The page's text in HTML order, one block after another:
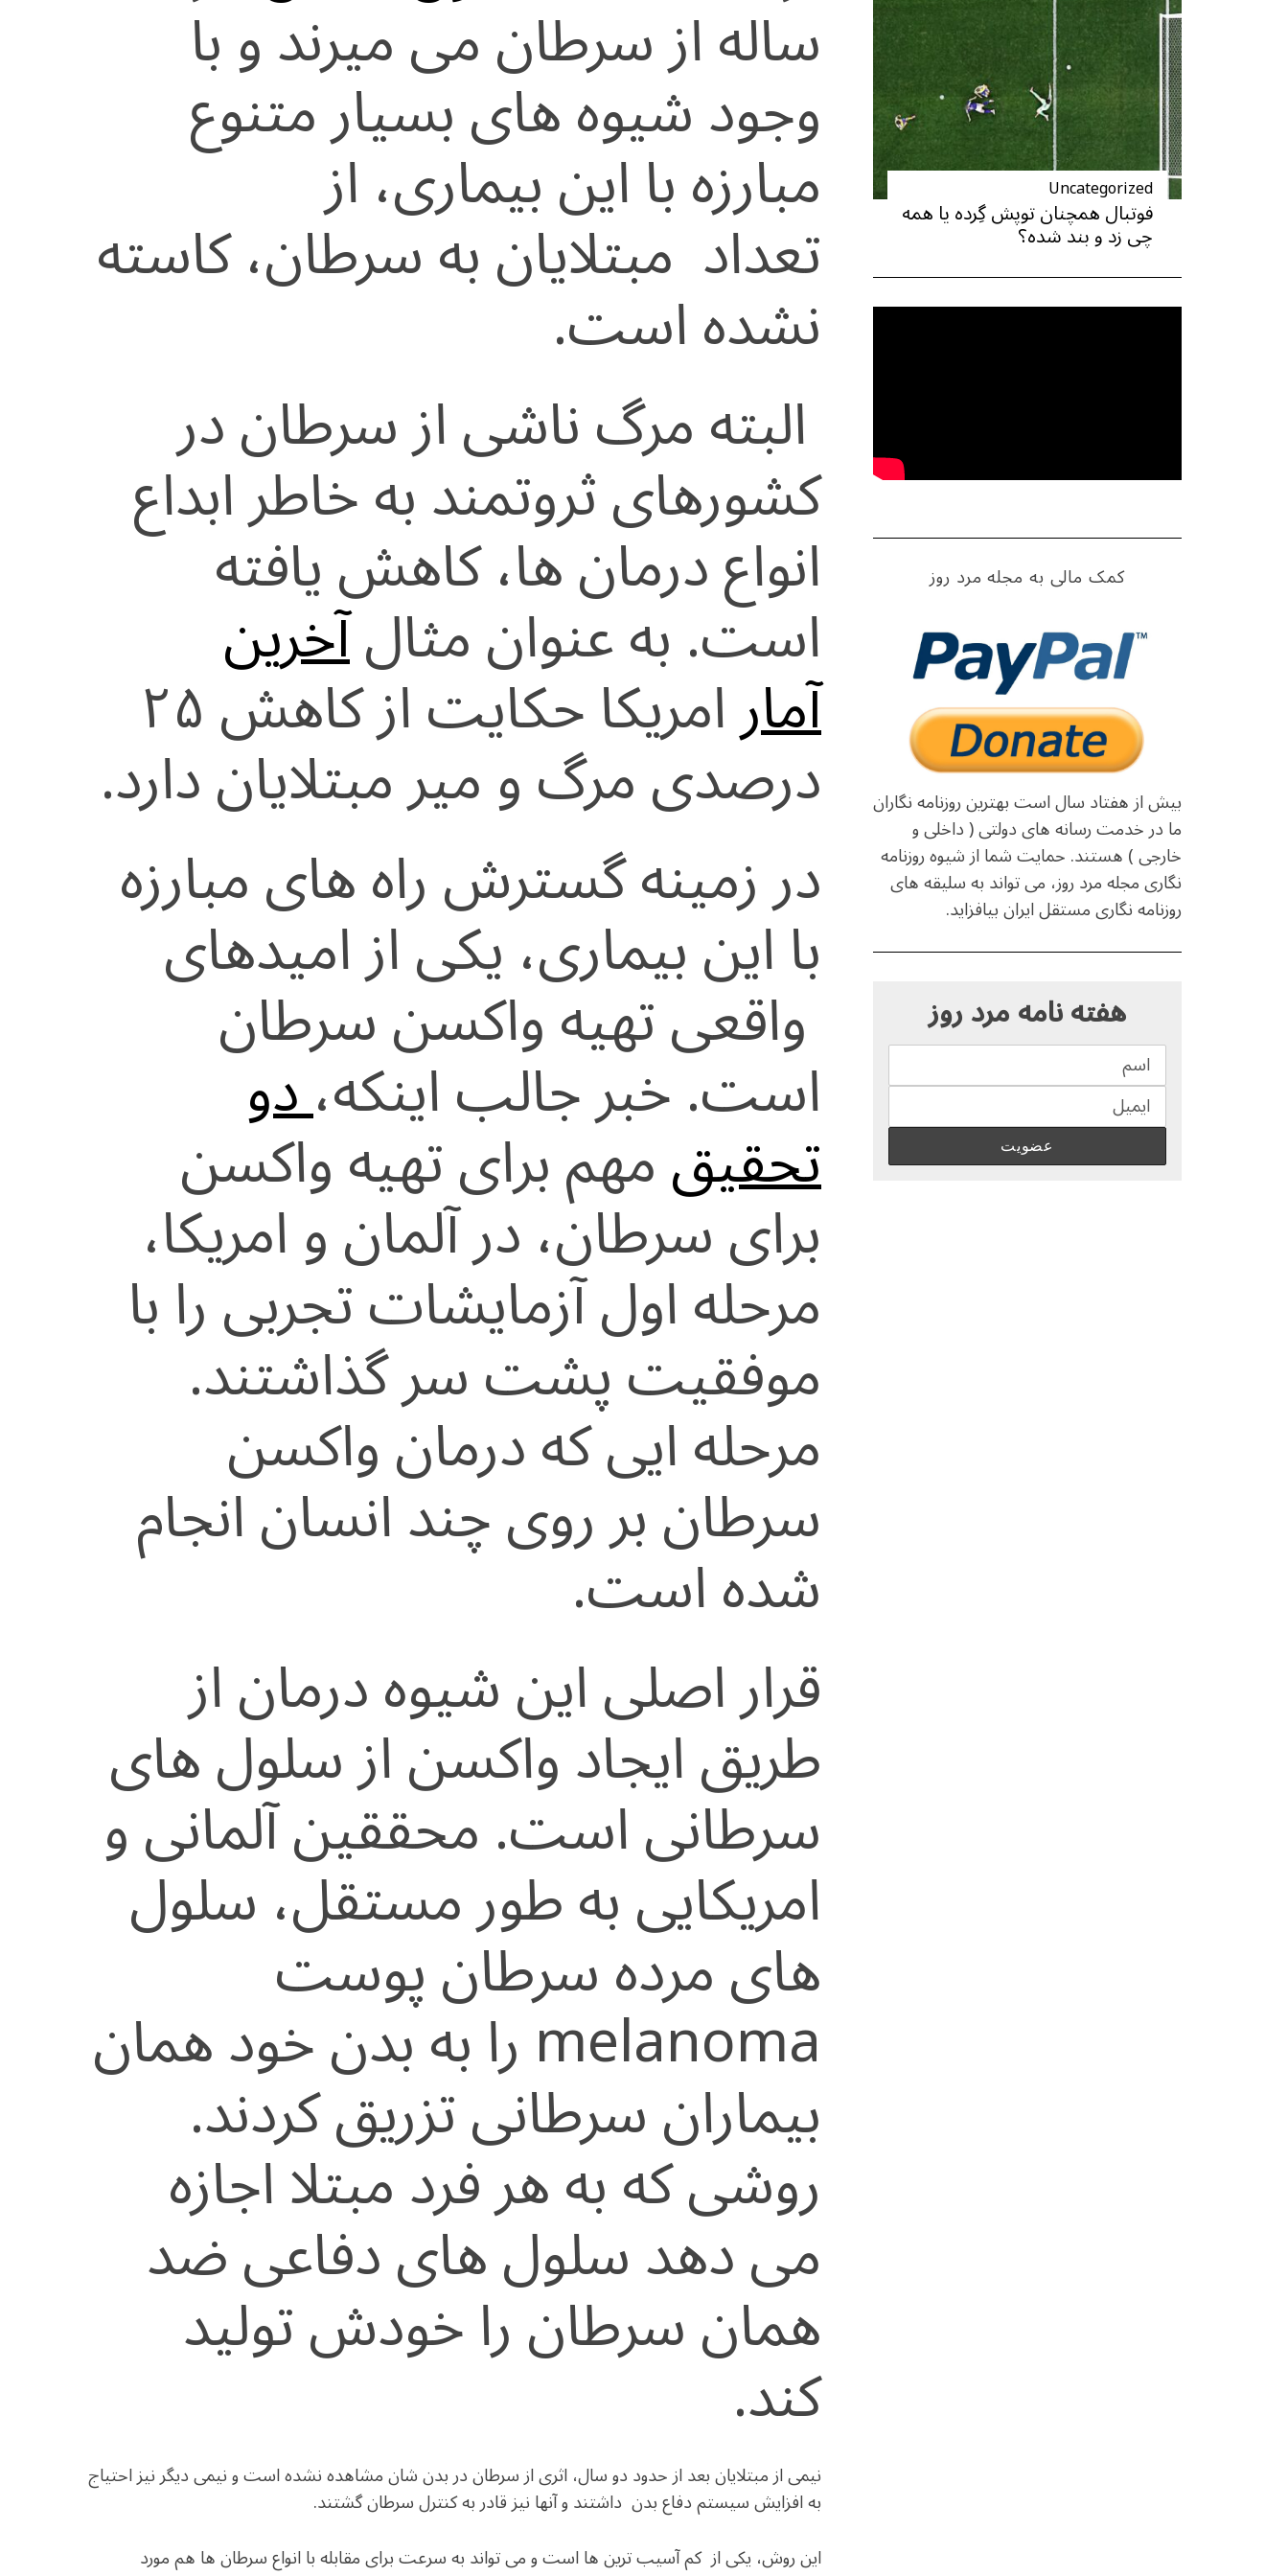
ساله از سرطان می میرند و با
وجود شیوه های بسیار متنوع
مبارزه با این بیماری، از
تعداد مبتلایان به سرطان، کاسته
نشده است.
البته مرگ ناشی از سرطان در
کشورهای ثروتمند به خاطر ابداع
انواع درمان ها، کاهش یافته
است. به عنوان مثالآخرین
آمار امریکا حکایت از کاهش ۲۵
درصدی مرگ و میر مبتلایان دارد.
در زمینه گسترش راه های مبارزه
با این بیماری، یکی از امیدهای
واقعی تهیه واکسن سرطان
است. خبر جالب اینکه،دو
تحقیقمهم برای تهیه واکسن
برای سرطان، در آلمان و امریکا،
مرحله اول آزمایشات تجربی را با
موفقیت پشت سر گذاشتند.
مرحله ایی که درمان واکسن
سرطان بر روی چند انسان انجام
شده است.
قرار اصلی این شیوه درمان از
طریق ایجاد واکسن از سلول های
سرطانی است. محققین آلمانی و
امریکایی به طور مستقل، سلول
های مرده سرطان پوست
melanoma را به بدن خود همان
بیماران سرطانی تزریق کردند.
روشی که به هر فرد مبتلا اجازه
می دهد سلول های دفاعی ضد
همان سرطان را خودش تولید
کند.
نیمی از مبتلایان بعد از حدود دو سال، اثری از سرطان در بدن شان مشاهده نشده است و نیمی دیگر نیز احتیاج
به افزایش سیستم دفاع بدن داشتند و آنها نیز قادر به کنترل سرطان گشتند.
این روش، یکی از کم آسیب ترین ها است و می تواند به سرعت برای مقابله با انواع سرطان ها هم مورد
Uncategorized
فوتبال همچنان توپش گِرده یا همه
چی زد و بند شده؟
کمک مالی به مجله مرد روز
بیش از هفتاد سال است بهترین روزنامه نگاران
ما در خدمت رسانه های دولتی ( داخلی و
خارجی ) هستند. حمایت شما از شیوه روزنامه
نگاری مجله مرد روز، می تواند به سلیقه های
روزنامه نگاری مستقل ایران بیافزاید.
هفته نامه مرد روز
S
r
c
f
r